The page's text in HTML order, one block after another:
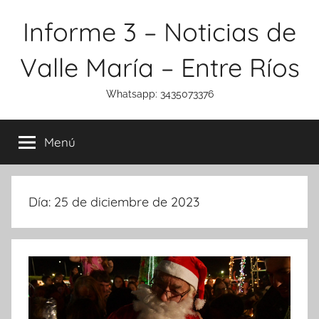
Informe 3 – Noticias de
Valle María – Entre Ríos
Whatsapp: 3435073376
Menú
Día: 25 de diciembre de 2023